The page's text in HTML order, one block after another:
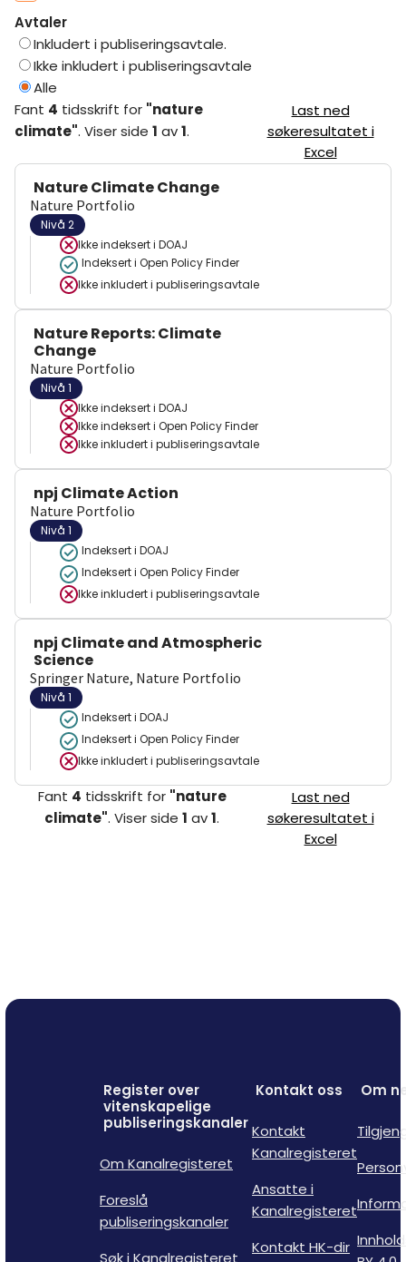
Avtaler
Inkludert i publiseringsavtale.
Ikke inkludert i publiseringsavtale
Alle
Fant 4 tidsskrift for "nature
climate". Viserside 1 av1.
Last ned
søkeresultatet i
Excel
Nature Climate Change
Nature Portfolio
Nivå 2
Ikke indeksert i DOAJ
Indeksert i Open Policy Finder
Ikke inkludert i publiseringsavtale
Nature Reports: Climate
Change
Nature Portfolio
Nivå 1
Ikke indeksert i DOAJ
Ikke indeksert i Open Policy Finder
Ikke inkludert i publiseringsavtale
npj Climate Action
Nature Portfolio
Nivå 1
Indeksert i DOAJ
Indeksert i Open Policy Finder
Ikke inkludert i publiseringsavtale
npj Climate and Atmospheric
Science
Springer Nature, Nature Portfolio
Nivå 1
Indeksert i DOAJ
Indeksert i Open Policy Finder
Ikke inkludert i publiseringsavtale
Fant 4 tidsskrift for "nature
climate".Viserside 1 av1.
Last ned
søkeresultatet i
Excel
Register over
vitenskapelige
publiseringskanaler
Om Kanalregisteret
Foreslå
publiseringskanaler
Søk i Kanalregisteret
Kontakt oss
Kontakt
Kanalregisteret
Ansatte i
Kanalregisteret
Kontakt HK-dir
Om